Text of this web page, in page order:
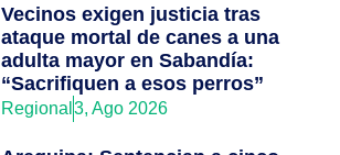
Vecinos exigen justicia tras
ataque mortal de canes a una
adulta mayor en Sabandía:
“Sacrifiquen a esos perros”
Regional 3, Ago 2026